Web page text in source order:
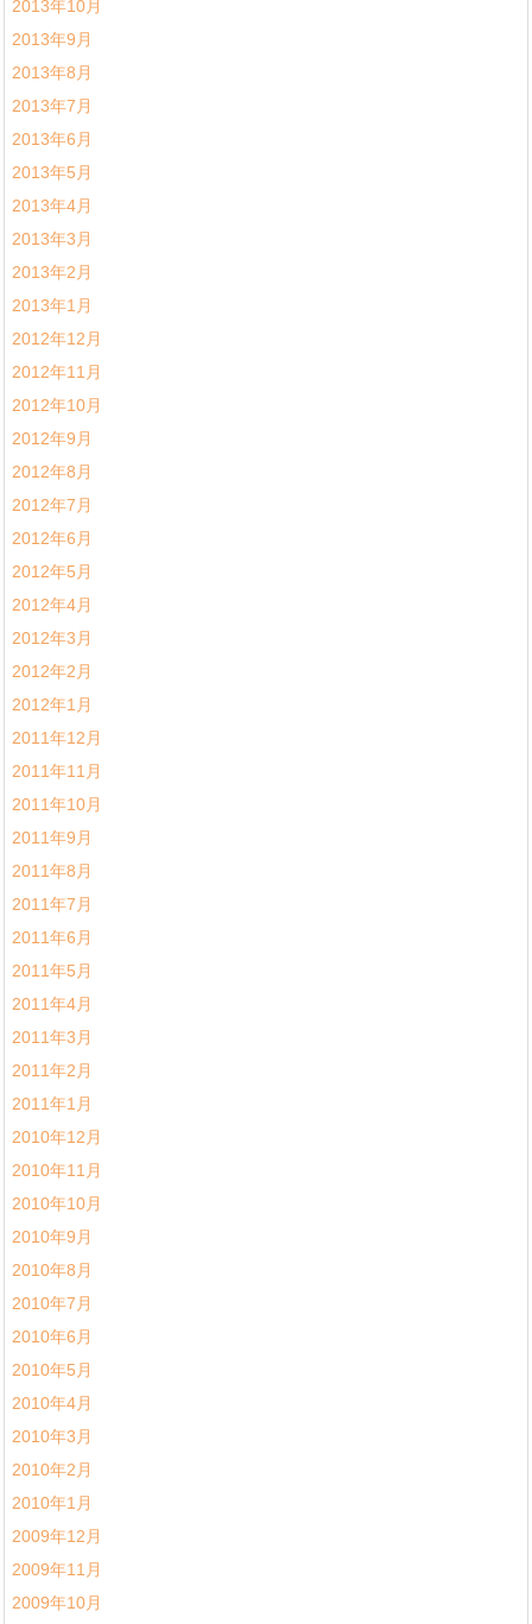
2013年10月
2013年9月
2013年8月
2013年7月
2013年6月
2013年5月
2013年4月
2013年3月
2013年2月
2013年1月
2012年12月
2012年11月
2012年10月
2012年9月
2012年8月
2012年7月
2012年6月
2012年5月
2012年4月
2012年3月
2012年2月
2012年1月
2011年12月
2011年11月
2011年10月
2011年9月
2011年8月
2011年7月
2011年6月
2011年5月
2011年4月
2011年3月
2011年2月
2011年1月
2010年12月
2010年11月
2010年10月
2010年9月
2010年8月
2010年7月
2010年6月
2010年5月
2010年4月
2010年3月
2010年2月
2010年1月
2009年12月
2009年11月
2009年10月